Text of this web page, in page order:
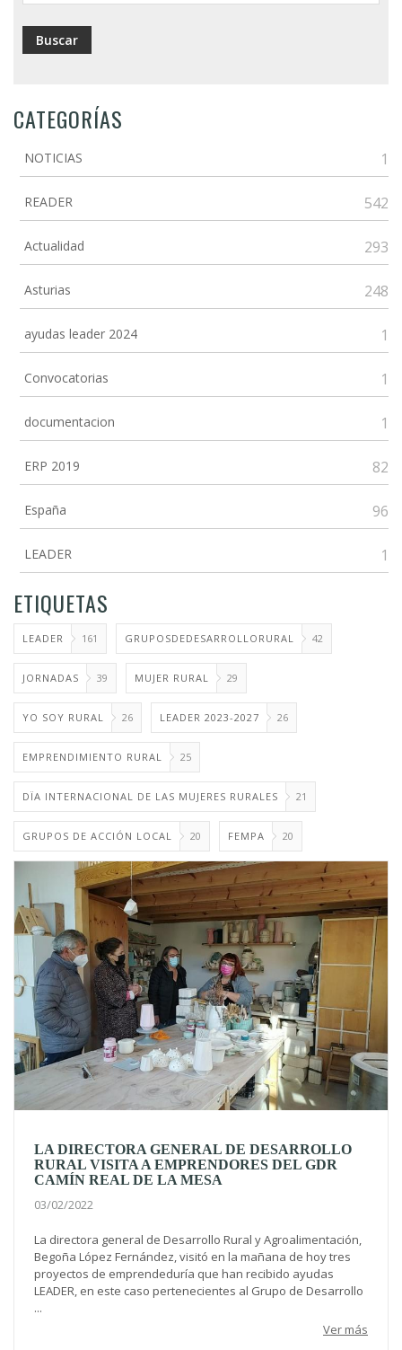
CATEGORÍAS
NOTICIAS 1
READER 542
Actualidad 293
Asturias 248
ayudas leader 2024 1
Convocatorias 1
documentacion 1
ERP 2019 82
España 96
LEADER 1
ETIQUETAS
LEADER 161 GRUPOSDEDESARROLLORURAL 42
JORNADAS 39 MUJER RURAL 29
YO SOY RURAL 26 LEADER 2023-2027 26
EMPRENDIMIENTO RURAL 25
DÏA INTERNACIONAL DE LAS MUJERES RURALES 21
GRUPOS DE ACCIÓN LOCAL 20 FEMPA 20
LA DIRECTORA GENERAL DE DESARROLLO
RURAL VISITA A EMPRENDORES DEL GDR
CAMÍN REAL DE LA MESA
03/02/2022
La directora general de Desarrollo Rural y Agroalimentación,
Begoña López Fernández, visitó en la mañana de hoy tres
proyectos de emprendeduría que han recibido ayudas
LEADER, en este caso pertenecientes al Grupo de Desarrollo
...
Ver más